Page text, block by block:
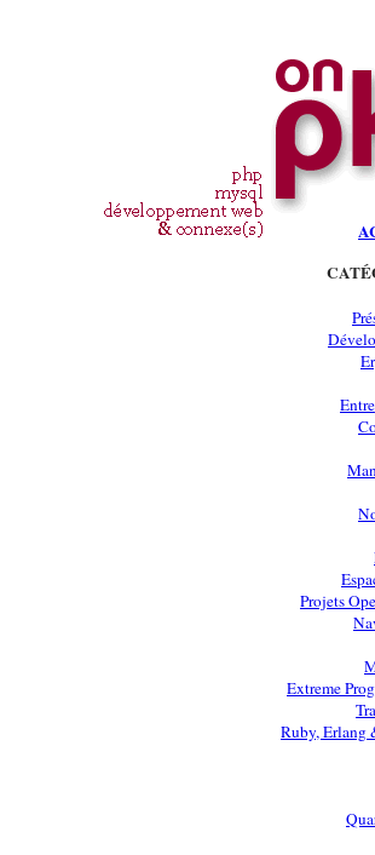
Projets
Extreme
Ruby, Erlang